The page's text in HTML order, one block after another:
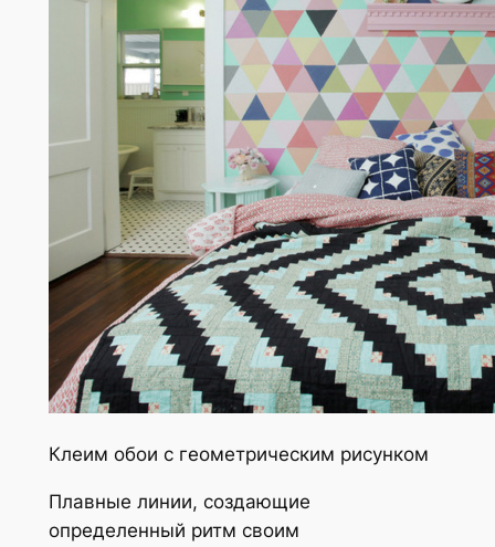
Клеим обои с геометрическим рисунком
Плавные линии, создающие
определенный ритм своим